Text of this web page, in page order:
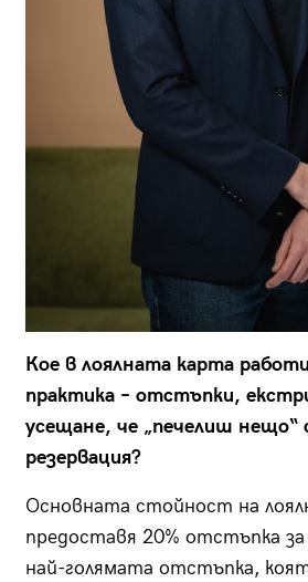
Кое в лоялната карта
практика – отстъпки,
усещане, че „печелиш нещо“
резервация?
Основната стойност на
предоставя 20% отстъпка за
най-голямата отстъпка,